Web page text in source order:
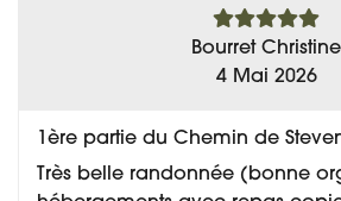
Bourret Christine
4 Mai 2026
1ère partie du Chemin de
Très belle randonnée (bonne